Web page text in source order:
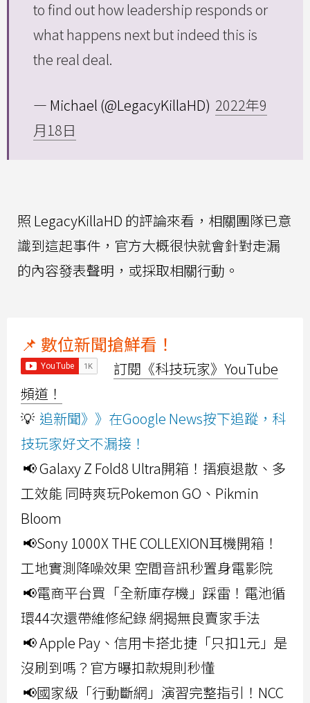
to find out how leadership responds or
what happens next but indeed this is
the real deal.
— Michael (@LegacyKillaHD) 2022年9
月18日
照 LegacyKillaHD 的評論來看，相關團隊已意
識到這起事件，官方大概很快就會針對走漏
的內容發表聲明，或採取相關行動。
📌 數位新聞搶鮮看！
訂閱《科技玩家》YouTube
頻道！
💡 追新聞》》在Google News按下追蹤，科
技玩家好文不漏接！
📢 Galaxy Z Fold8 Ultra開箱！摺痕退散、多
工效能 同時爽玩Pokemon GO、Pikmin
Bloom
📢Sony 1000X THE COLLEXION耳機開箱！
工地實測降噪效果 空間音訊秒置身電影院
📢電商平台買「全新庫存機」踩雷！電池循
環44次還帶維修紀錄 網揭無良賣家手法
📢 Apple Pay、信用卡搭北捷「只扣1元」是
沒刷到嗎？官方曝扣款規則秒懂
📢國家級「行動斷網」演習完整指引！NCC